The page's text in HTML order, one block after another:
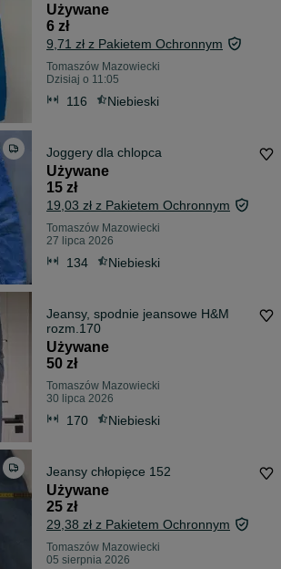
Używane
6 zł
9,71 zł z Pakietem Ochronnym
Tomaszów Mazowiecki
Dzisiaj o 11:05
116 Niebieski
Joggery dla chlopca
Używane
15 zł
19,03 zł z Pakietem Ochronnym
Tomaszów Mazowiecki
27 lipca 2026
134 Niebieski
Jeansy, spodnie jeansowe H&M
rozm.170
Używane
50 zł
Tomaszów Mazowiecki
30 lipca 2026
170 Niebieski
Jeansy chłopięce 152
Używane
25 zł
29,38 zł z Pakietem Ochronnym
Tomaszów Mazowiecki
05 sierpnia 2026